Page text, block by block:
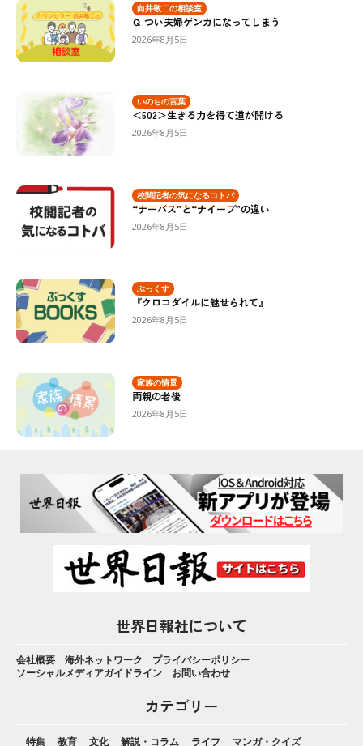
向井敬二の相談室
Ｑ.つい夫婦ゲンカになってしまう
2026年8月5日
いのちの言葉
＜502＞生きる力を得て道が開ける
2026年8月5日
校閲記者の気になるコトバ
“ナーバス”と“ナイーブ”の違い
2026年8月5日
ぶっくす
『クロコダイルに魅せられて』
2026年8月5日
家族の情景
両親の老後
2026年8月5日
世界日報社について
会社概要 海外ネットワーク
プライバシーポリシー
ソーシャルメディアガイドライン
お問い合わせ
カテゴリー
特集 教育 文化 解説・コラム ライフ マンガ・クイズ